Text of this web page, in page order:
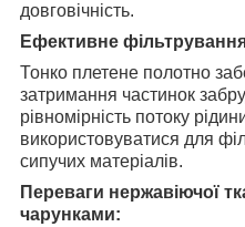
довговічність.
Ефективне
Тонко плетене полотно
затримання частинок
рівномірність потоку
використовуватися для
сипучих матеріалів.
Переваги нержавіючої
чарунками: